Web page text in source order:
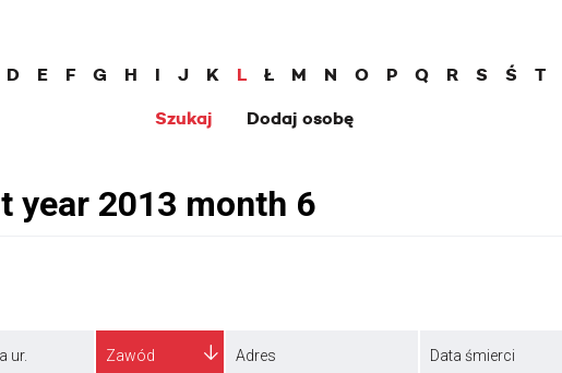
D E F G H I J K L Ł M N O P Q R S Ś T
Szukaj
Dodaj osobę
ur. Zawód Adres Data śmierci